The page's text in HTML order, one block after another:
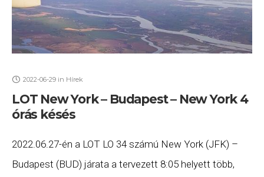
2022-06-29 in Hírek
LOT New York – Budapest – New York 4
órás késés
2022.06.27-én a LOT LO 34 számú New York (JFK) –
Budapest (BUD) járata a tervezett 8:05 helyett több,